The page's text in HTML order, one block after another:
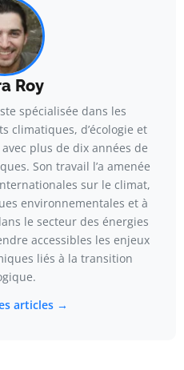
Roy
spécialisée dans les
climatiques, d’écologie et
plus de dix années de
Son travail l’a amenée
sur le climat,
environnementales et à
le secteur des énergies
accessibles les enjeux
liés à la transition
articles →